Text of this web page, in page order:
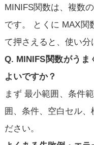
MINIFS関数は、複数
です。 とくに MAX関
て押さえると、使い分
Q. MINIFS関数がう
よいですか？
まず 最小範囲、条件
囲、条件、空白セル
ださい。